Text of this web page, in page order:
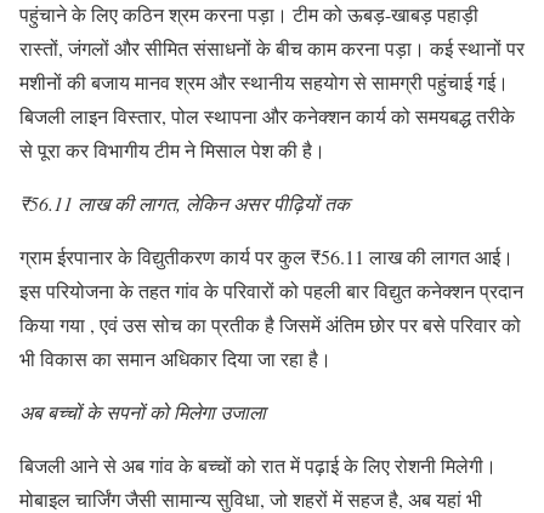
पहुंचाने के लिए कठिन श्रम करना पड़ा। टीम को ऊबड़-खाबड़ पहाड़ी
रास्तों, जंगलों और सीमित संसाधनों के बीच काम करना पड़ा। कई स्थानों पर
मशीनों की बजाय मानव श्रम और स्थानीय सहयोग से सामग्री पहुंचाई गई।
बिजली लाइन विस्तार, पोल स्थापना और कनेक्शन कार्य को समयबद्ध तरीके
से पूरा कर विभागीय टीम ने मिसाल पेश की है।
₹56.11 लाख की लागत, लेकिन असर पीढ़ियों तक
ग्राम ईरपानार के विद्युतीकरण कार्य पर कुल ₹56.11 लाख की लागत आई।
इस परियोजना के तहत गांव के परिवारों को पहली बार विद्युत कनेक्शन प्रदान
किया गया , एवं उस सोच का प्रतीक है जिसमें अंतिम छोर पर बसे परिवार को
भी विकास का समान अधिकार दिया जा रहा है।
अब बच्चों के सपनों को मिलेगा उजाला
बिजली आने से अब गांव के बच्चों को रात में पढ़ाई के लिए रोशनी मिलेगी।
मोबाइल चार्जिंग जैसी सामान्य सुविधा, जो शहरों में सहज है, अब यहां भी